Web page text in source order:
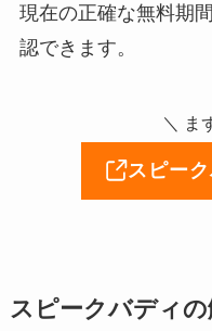
現在の正確な無料期
認できます。
＼ ま
スピー
スピークバディ